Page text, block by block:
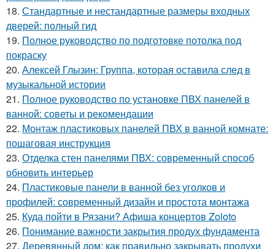
18. Стандартные и нестандартные размеры входных
дверей: полный гид
19. Полное руководство по подготовке потолка под
покраску
20. Алексей Глызин: Группа, которая оставила след в
музыкальной истории
21. Полное руководство по установке ПВХ панелей в
ванной: советы и рекомендации
22. Монтаж пластиковых панелей ПВХ в ванной комнате:
пошаговая инструкция
23. Отделка стен панелями ПВХ: современный способ
обновить интерьер
24. Пластиковые панели в ванной без уголков и
профилей: современный дизайн и простота монтажа
25. Куда пойти в Рязани? Афиша концертов Zoloto
26. Понимание важности закрытия продух фундамента
27. Деревянный дом: как правильно закрывать продухи